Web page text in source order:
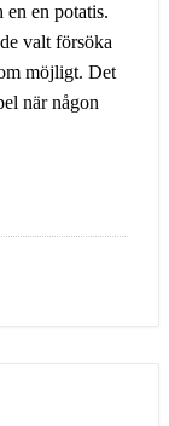
en potatis.
valt försöka
möjligt. Det
när någon